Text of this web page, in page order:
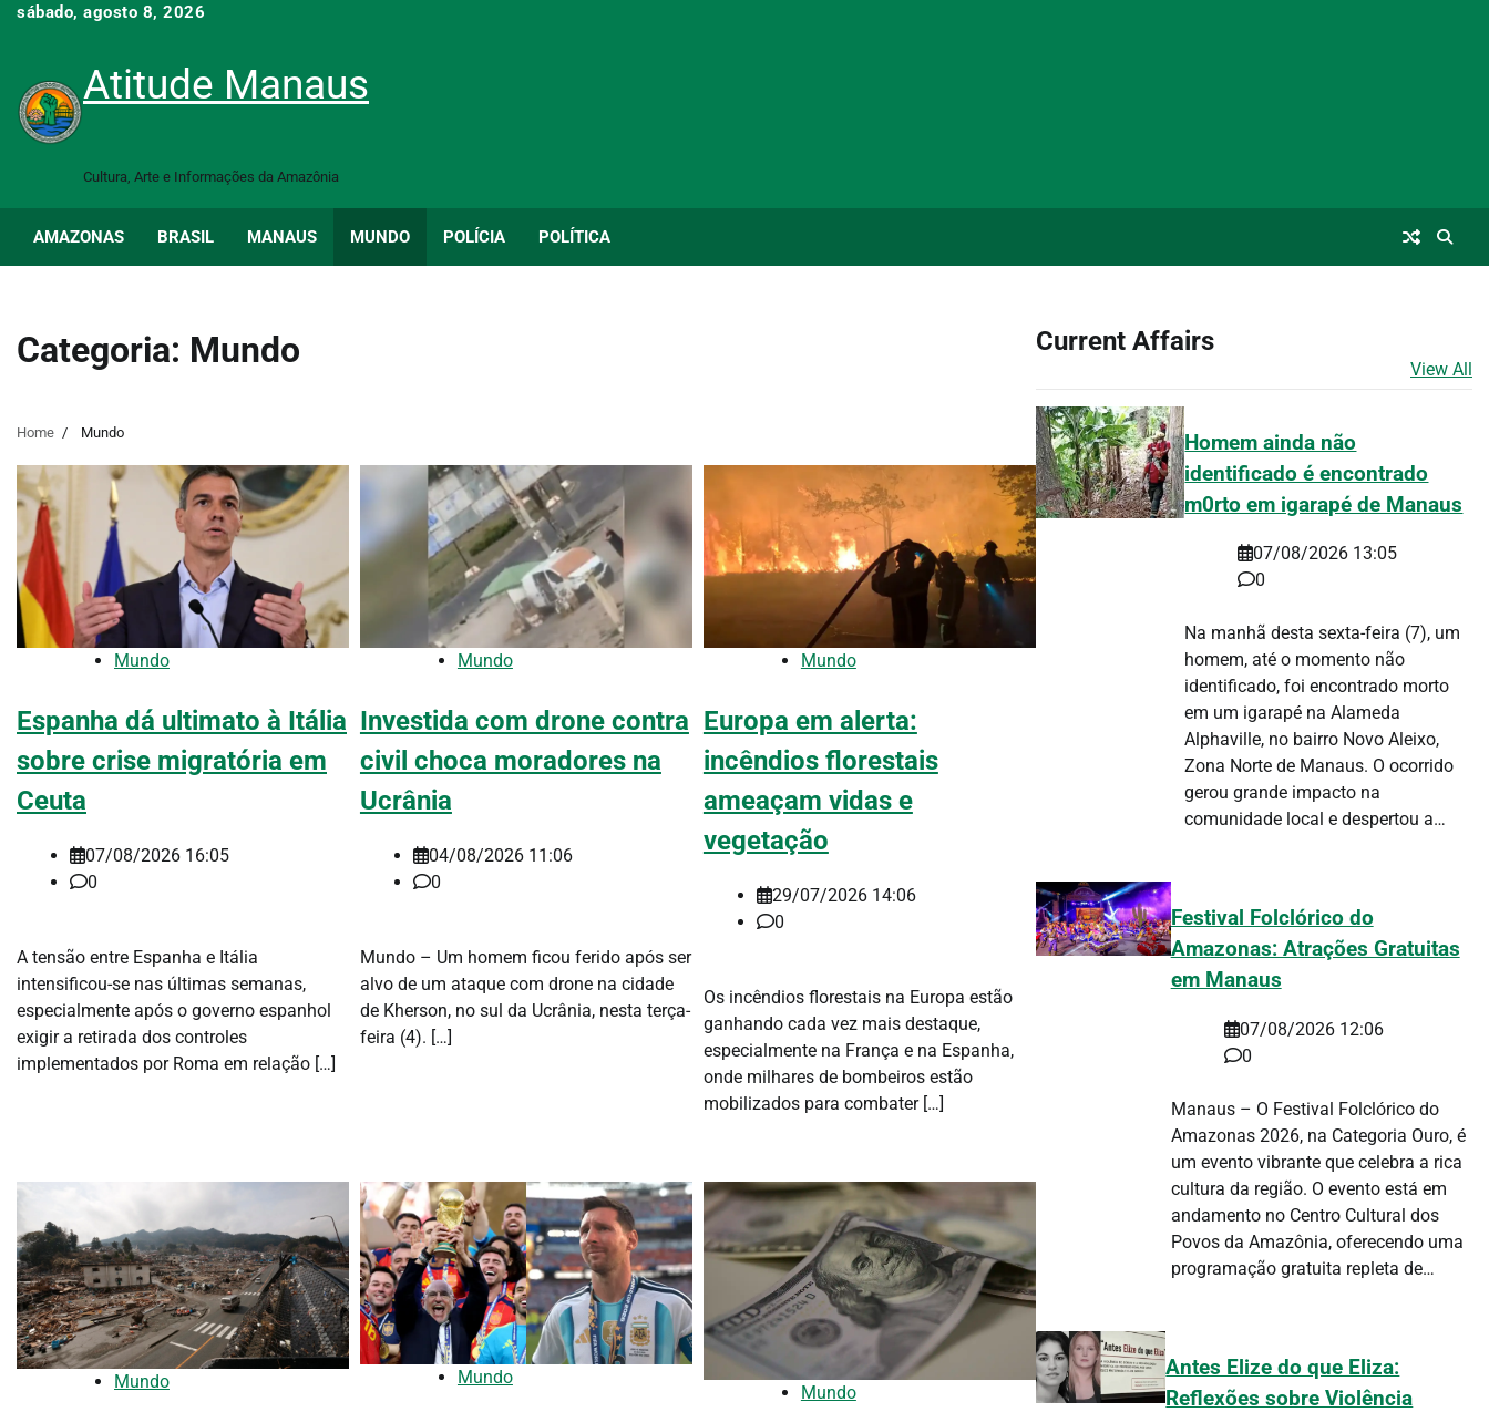
Skipsábado, agosto 8, 2026
Atitude Manaus
Cultura, Arte e Informações da Amazônia
AMAZONAS BRASIL MANAUS MUNDO POLÍCIA POLÍTICA
Categoria: Mundo
Home Mundo
Mundo
Espanha dá ultimato à Itália
sobre crise migratória em
Ceuta
07/08/2026 16:05
0
A tensão entre Espanha e Itália
intensificou-se nas últimas semanas,
especialmente após o governo espanhol
exigir a retirada dos controles
implementados por Roma em relação […]
Mundo
Investida com drone contra
civil choca moradores na
Ucrânia
04/08/2026 11:06
0
Mundo – Um homem ficou ferido após ser
alvo de um ataque com drone na cidade
de Kherson, no sul da Ucrânia, nesta terça-
feira (4). […]
Mundo
Europa em alerta:
incêndios florestais
ameaçam vidas e
vegetação
29/07/2026 14:06
0
Os incêndios florestais na Europa estão
ganhando cada vez mais destaque,
especialmente na França e na Espanha,
onde milhares de bombeiros estão
mobilizados para combater […]
Mundo Mundo
Mundo
Current Affairs
View All
Homem ainda não
identificado é encontrado
m0rto em igarapé de Manaus
07/08/2026 13:05
0
Na manhã desta sexta-feira (7), um
homem, até o momento não
identificado, foi encontrado morto
em um igarapé na Alameda
Alphaville, no bairro Novo Aleixo,
Zona Norte de Manaus. O ocorrido
gerou grande impacto na
comunidade local e despertou a…
Festival Folclórico do
Amazonas: Atrações Gratuitas
em Manaus
07/08/2026 12:06
0
Manaus – O Festival Folclórico do
Amazonas 2026, na Categoria Ouro, é
um evento vibrante que celebra a rica
cultura da região. O evento está em
andamento no Centro Cultural dos
Povos da Amazônia, oferecendo uma
programação gratuita repleta de…
Antes Elize do que Eliza:
Reflexões sobre Violência